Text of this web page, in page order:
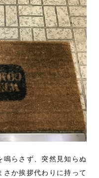
らさず、突然見知らぬ
か挨拶代わりに持って